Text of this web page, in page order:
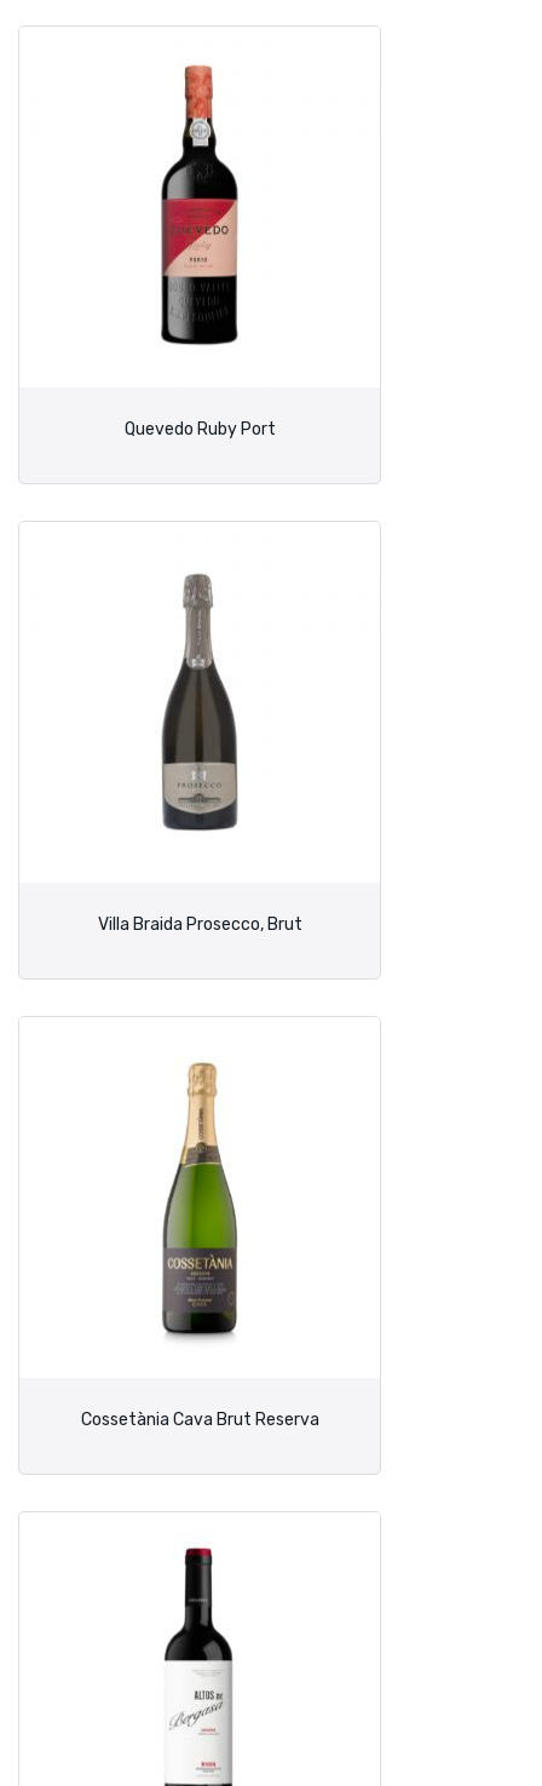
Quevedo Ruby Port
Villa Braida Prosecco, Brut
Cossetània Cava Brut Reserva